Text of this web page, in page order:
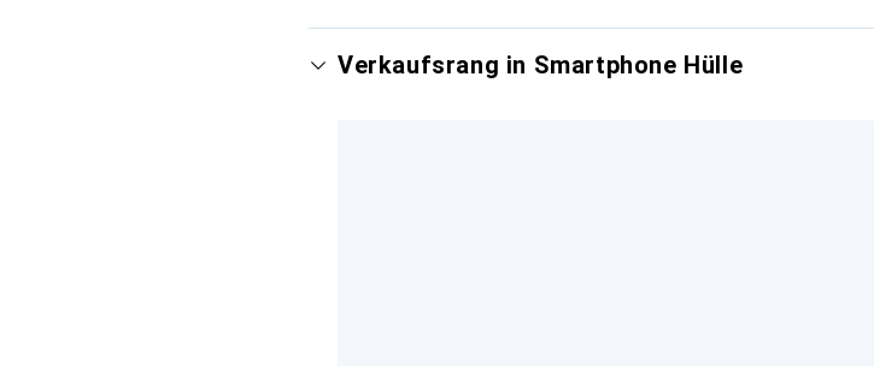
Verkaufsrang in Smartphone Hülle